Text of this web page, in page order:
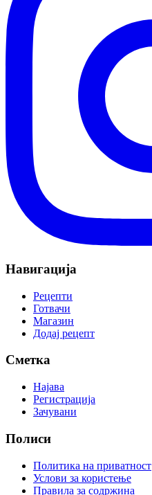
Навигација
Рецепти
Готвачи
Магазин
Додај рецепт
Сметка
Најава
Регистрација
Зачувани
Полиси
Политика на приватност
Услови за користење
Правила за содржина